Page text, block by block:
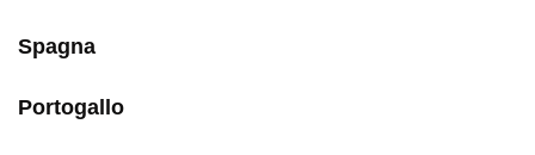
Spagna
Portogallo